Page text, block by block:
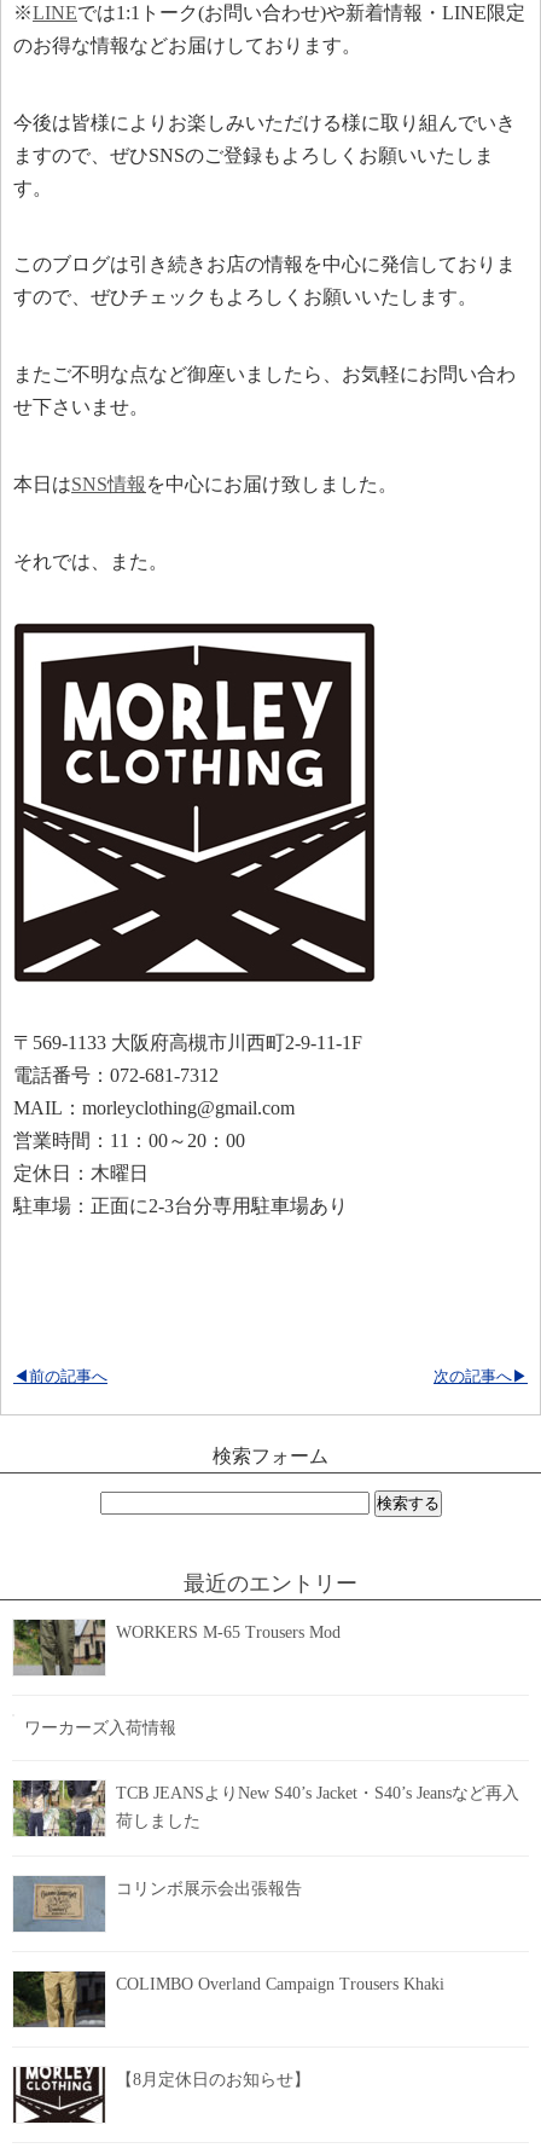
※LINEでは1:1トーク(お問い合わせ)や新着情報・LINE限定
のお得な情報などお届けしております。
今後は皆様によりお楽しみいただける様に取り組んでいき
ますので、ぜひSNSのご登録もよろしくお願いいたしま
す。
このブログは引き続きお店の情報を中心に発信しておりま
すので、ぜひチェックもよろしくお願いいたします。
またご不明な点など御座いましたら、お気軽にお問い合わ
せ下さいませ。
本日はSNS情報 を中心にお届け致しました。
それでは、また。
〒569-1133 大阪府高槻市川西町2-9-11-1F
電話番号：072-681-7312
MAIL：morleyclothing@gmail.com
営業時間：11：00～20：00
定休日：木曜日
駐車場：正面に2-3台分専用駐車場あり
次の記事へ▶
◀前の記事へ
検索フォーム
最近のエントリー
WORKERS M-65 Trousers Mod
ワーカーズ入荷情報
TCB JEANSよりNew S40’s Jacket・S40’s Jeansなど再入
荷しました
コリンボ展示会出張報告
COLIMBO Overland Campaign Trousers Khaki
【8月定休日のお知らせ】